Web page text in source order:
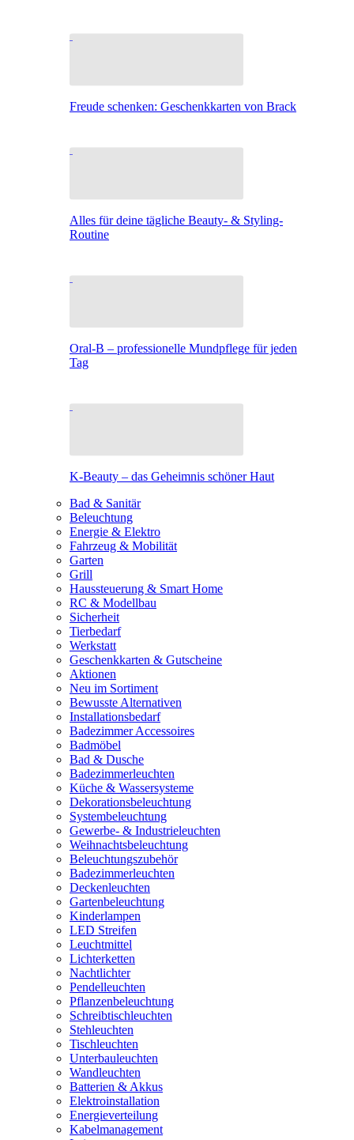
Freude schenken: Geschenkkarten von Brack
Alles für deine tägliche Beauty- & Styling-
Routine
Oral-B – professionelle Mundpflege für jeden
Tag
K-Beauty – das Geheimnis schöner Haut
Bad & Sanitär
Beleuchtung
Energie & Elektro
Fahrzeug & Mobilität
Garten
Grill
Haussteuerung & Smart Home
RC & Modellbau
Sicherheit
Tierbedarf
Werkstatt
Geschenkkarten & Gutscheine
Aktionen
Neu im Sortiment
Bewusste Alternativen
Installationsbedarf
Badezimmer Accessoires
Badmöbel
Bad & Dusche
Badezimmerleuchten
Küche & Wassersysteme
Dekorationsbeleuchtung
Systembeleuchtung
Gewerbe- & Industrieleuchten
Weihnachtsbeleuchtung
Beleuchtungszubehör
Badezimmerleuchten
Deckenleuchten
Gartenbeleuchtung
Kinderlampen
LED Streifen
Leuchtmittel
Lichterketten
Nachtlichter
Pendelleuchten
Pflanzenbeleuchtung
Schreibtischleuchten
Stehleuchten
Tischleuchten
Unterbauleuchten
Wandleuchten
Batterien & Akkus
Elektroinstallation
Energieverteilung
Kabelmanagement